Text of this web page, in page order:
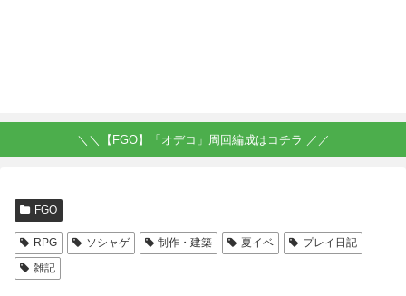
＼＼【FGO】「オデコ」周回編成はコチラ ／／
FGO
RPG ソシャゲ 制作・建築 夏イベ
プレイ日記
雑記